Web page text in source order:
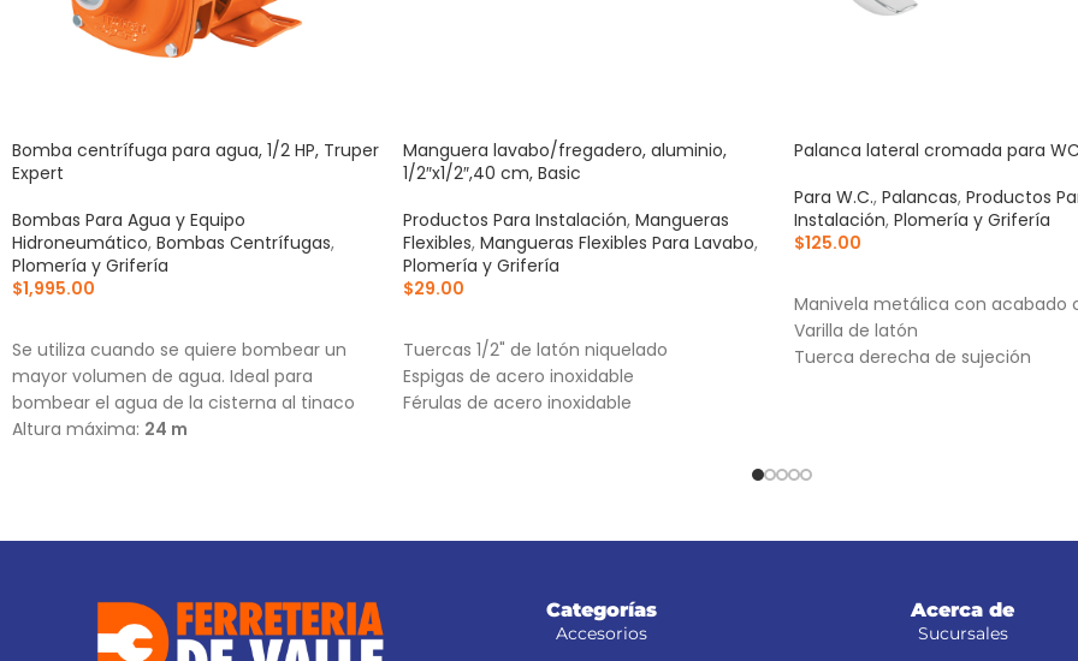
Bomba centrífuga para agua, 1/2 HP, Truper
Expert
Bombas Para Agua y Equipo
Hidroneumático, Bombas Centrífugas,
Plomería y Grifería
$1,995.00
Se utiliza cuando se quiere bombear un
mayor volumen de agua. Ideal para
bombear el agua de la cisterna al tinaco
Altura máxima: 24 m
Manguera lavabo/fregadero, aluminio,
1/2″x1/2″,40 cm, Basic
Productos Para Instalación, Mangueras
Flexibles, Mangueras Flexibles Para Lavabo,
Plomería y Grifería
$29.00
Tuercas 1/2" de latón niquelado
Espigas de acero inoxidable
Férulas de acero inoxidable
Palanca lateral cromada para
Para W.C., Palancas, Productos
Instalación, Plomería y Grifería
$125.00
Manivela metálica con acabado
Varilla de latón
Tuerca derecha de sujeción
Categorías
Accesorios
Acerca de
Sucursales